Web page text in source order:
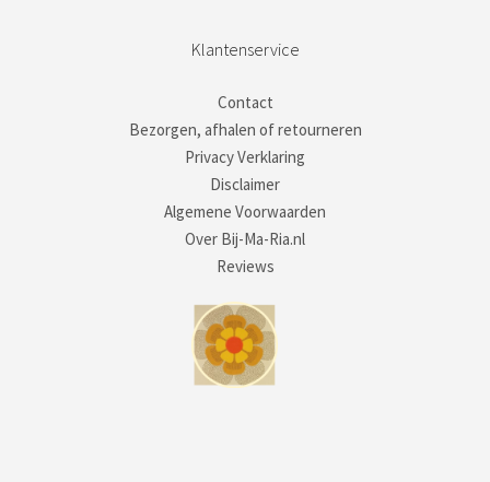
Klantenservice
Contact
Bezorgen, afhalen of retourneren
Privacy Verklaring
Disclaimer
Algemene Voorwaarden
Over Bij-Ma-Ria.nl
Reviews